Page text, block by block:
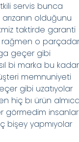
servis bunca
olduğunu
taktirde garanti
rağmen o
geçer gibi
bi marka bu kadar
memnuniyeti
gibi uzatıyolar
hiç bı ürün
görmedim
bişey yapmıyolar